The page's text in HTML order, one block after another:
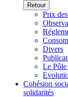
Retour
Prix
Divers
Le Pôle
Cohésion
solidarités